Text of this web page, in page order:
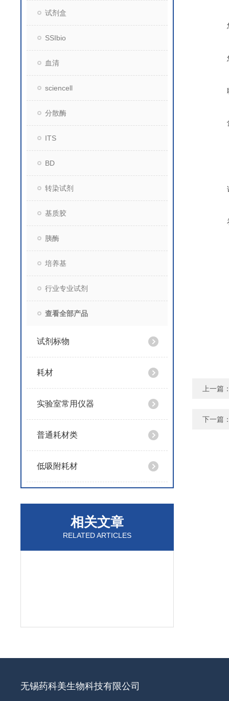
试剂盒
SSIbio
血清
sciencell
分散酶
ITS
BD
转染试剂
基质胶
胰酶
培养基
行业专业试剂
查看全部产品
试剂标物
耗材
实验室常用仪器
普通耗材类
低吸附耗材
相关文章
RELATED ARTICLES
上一篇
下一篇
无锡药科美生物科技有限公司